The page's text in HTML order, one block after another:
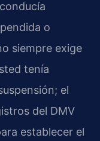
o
siempre exige
tenía
el
del DMV
establecer el